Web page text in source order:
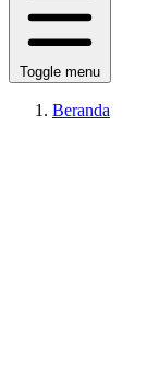
Toggle menu
Beranda